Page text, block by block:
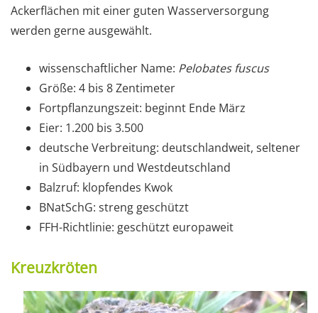
Ackerflächen mit einer guten Wasserversorgung
werden gerne ausgewählt.
wissenschaftlicher Name: Pelobates fuscus
Größe: 4 bis 8 Zentimeter
Fortpflanzungszeit: beginnt Ende März
Eier: 1.200 bis 3.500
deutsche Verbreitung: deutschlandweit, seltener
in Südbayern und Westdeutschland
Balzruf: klopfendes Kwok
BNatSchG: streng geschützt
FFH-Richtlinie: geschützt europaweit
Kreuzkröten